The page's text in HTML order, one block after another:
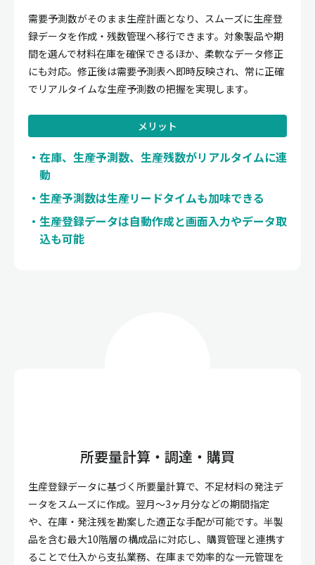
需要予測数がそのまま生産計画となり、スムーズに生産登
録データを作成・残数管理へ移行できます。対象製品や期
間を選んで材料在庫を確保できるほか、柔軟なデータ修正
にも対応。修正後は需要予測表へ即時反映され、常に正確
でリアルタイムな生産予測数の把握を実現します。
メリット
在庫、生産予測数、生産残数がリアルタイムに連
動
生産予測数は生産リードタイムも加味できる
生産登録データは自動作成と画面入力やデータ取
込も可能
所要量計算・調達・購買
生産登録データに基づく所要量計算で、不足材料の発注デ
ータをスムーズに作成。翌月〜3ヶ月分などの期間指定
や、在庫・発注残を勘案した適正な手配が可能です。半製
品を含む最大10階層の構成品に対応し、購買管理と連携す
ることで仕入から支払業務、在庫まで効率的な一元管理を